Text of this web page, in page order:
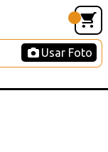
Usar Foto